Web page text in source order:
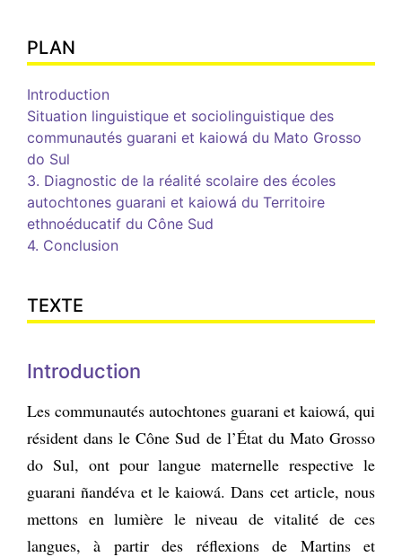
PLAN
Introduction
Situation linguistique et sociolinguistique des
communautés guarani et kaiowá du Mato Grosso
do Sul
3. Diagnostic de la réalité scolaire des écoles
autochtones guarani et kaiowá du Territoire
ethnoéducatif du Cône Sud
4. Conclusion
TEXTE
Introduction
Les communautés autochtones guarani et kaiowá, qui
résident dans le Cône Sud de l’État du Mato Grosso
do Sul, ont pour langue maternelle respective le
guarani ñandéva et le kaiowá. Dans cet article, nous
mettons en lumière le niveau de vitalité de ces
langues, à partir des réflexions de Martins et